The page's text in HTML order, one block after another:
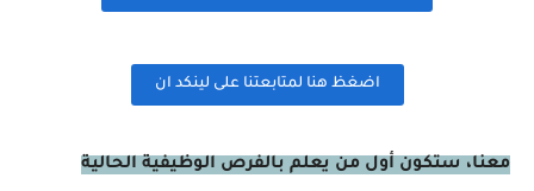
اضغظ هنا لمتابعتنا على لينكد ان
معنا، ستكون أول من يعلم بالفرص الوظيفية الحالية